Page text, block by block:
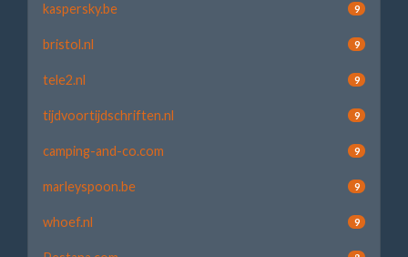
kaspersky.be 9
bristol.nl 9
tele2.nl 9
tijdvoortijdschriften.nl 9
camping-and-co.com 9
marleyspoon.be 9
whoef.nl 9